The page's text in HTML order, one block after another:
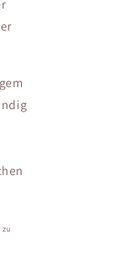
zu